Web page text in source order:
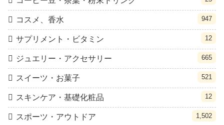
コスメ、香水 947
サプリメント・ビタミン 12
ジュエリー・アクセサリー 665
スイーツ・お菓子 521
スキンケア・基礎化粧品 12
スポーツ・アウトドア 1,502